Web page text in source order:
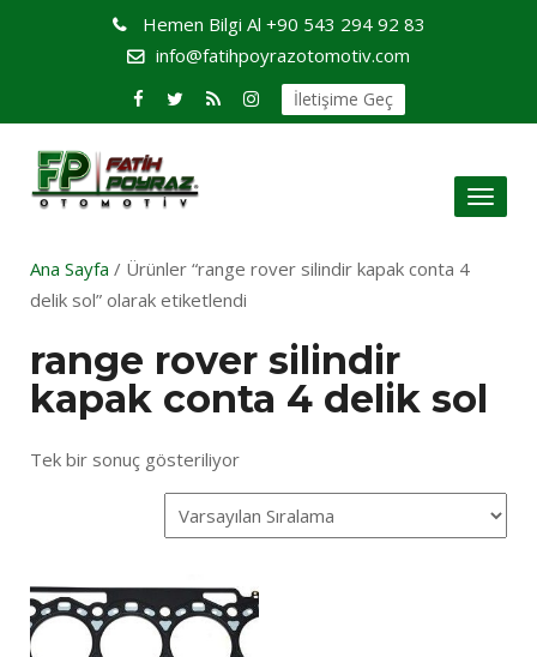
Hemen Bilgi Al +90 543 294 92 83
info@fatihpoyrazotomotiv.com
İletişime Geç
Toggle
Ana Sayfa / Ürünler “range rover silindir kapak conta 4
delik sol” olarak etiketlendi
range rover silindir
kapak conta 4 delik sol
Tek bir sonuç gösteriliyor